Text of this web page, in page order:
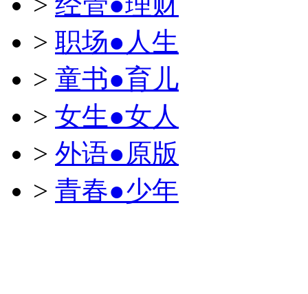
> 职场●人生
> 童书●育儿
> 女生●女人
> 外语●原版
> 青春●少年